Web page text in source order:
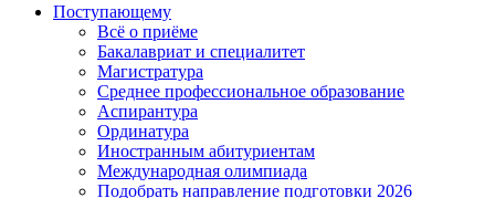
Поступающему
Всё о приёме
Бакалавриат и специалитет
Магистратура
Среднее профессиональное образование
Аспирантура
Ординатура
Иностранным абитуриентам
Международная олимпиада
Подобрать направление подготовки 2026